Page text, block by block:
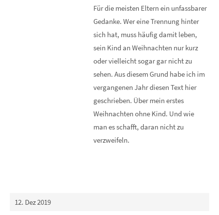
Für die meisten Eltern ein unfassbarer
Gedanke. Wer eine Trennung hinter
sich hat, muss häufig damit leben,
sein Kind an Weihnachten nur kurz
oder vielleicht sogar gar nicht zu
sehen. Aus diesem Grund habe ich im
vergangenen Jahr diesen Text hier
geschrieben. Über mein erstes
Weihnachten ohne Kind. Und wie
man es schafft, daran nicht zu
verzweifeln.
12. Dez 2019